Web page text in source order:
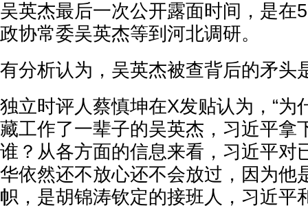
吴英杰最后一次公开露面时间，是在
政协常委吴英杰等到河北调研。
有分析认为，吴英杰被查背后的矛头
独立时评人蔡慎坤在X发贴认为，“为
藏工作了一辈子的吴英杰，习近平拿
谁？从各方面的信息来看，习近平对
华依然还不放心还不会放过，因为他
帜，是胡锦涛钦定的接班人，习近平